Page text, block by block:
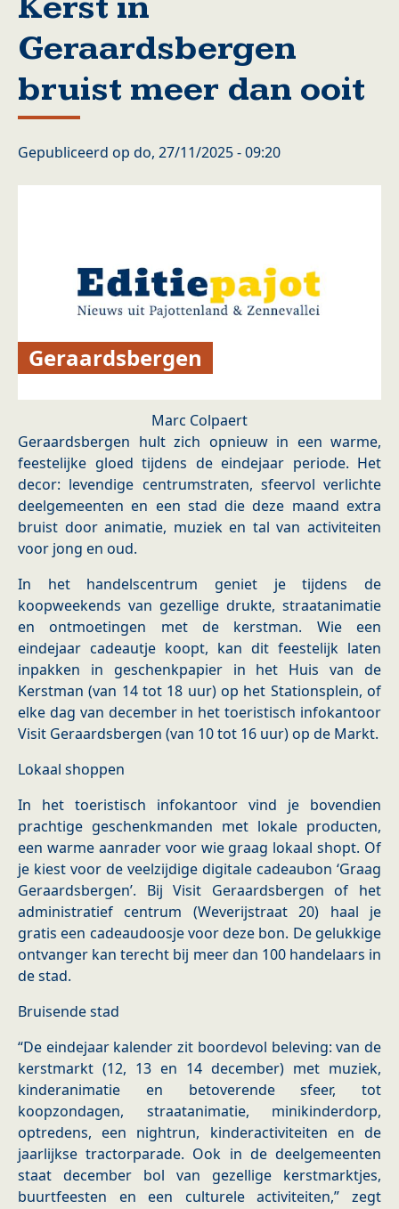
Geraardsbergen
bruist meer dan ooit
Gepubliceerd op do, 27/11/2025 - 09:20
Geraardsbergen
Marc Colpaert
Geraardsbergen hult zich opnieuw in een warme,
feestelijke gloed tijdens de eindejaar periode. Het
decor: levendige centrumstraten, sfeervol verlichte
deelgemeenten en een stad die deze maand extra
bruist door animatie, muziek en tal van activiteiten
voor jong en oud.
In het handelscentrum geniet je tijdens de
koopweekends van gezellige drukte, straatanimatie
en ontmoetingen met de kerstman. Wie een
eindejaar cadeautje koopt, kan dit feestelijk laten
inpakken in geschenkpapier in het Huis van de
Kerstman (van 14 tot 18 uur) op het Stationsplein, of
elke dag van december in het toeristisch infokantoor
Visit Geraardsbergen (van 10 tot 16 uur) op de Markt.
Lokaal shoppen
In het toeristisch infokantoor vind je bovendien
prachtige geschenkmanden met lokale producten,
een warme aanrader voor wie graag lokaal shopt. Of
je kiest voor de veelzijdige digitale cadeaubon ‘Graag
Geraardsbergen’. Bij Visit Geraardsbergen of het
administratief centrum (Weverijstraat 20) haal je
gratis een cadeaudoosje voor deze bon. De gelukkige
ontvanger kan terecht bij meer dan 100 handelaars in
de stad.
Bruisende stad
“De eindejaar kalender zit boordevol beleving: van de
kerstmarkt (12, 13 en 14 december) met muziek,
kinderanimatie en betoverende sfeer, tot
koopzondagen, straatanimatie, minikinderdorp,
optredens, een nightrun, kinderactiviteiten en de
jaarlijkse tractorparade. Ook in de deelgemeenten
staat december bol van gezellige kerstmarktjes,
buurtfeesten en een culturele activiteiten,” zegt